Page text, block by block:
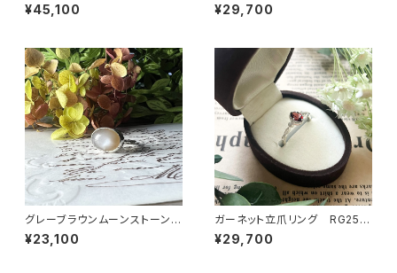
グ RG25-260
¥45,100
グ RG25-257
¥29,700
グレーブラウンムーンストーンリ
ング RG24-248
¥23,100
ガーネット立爪リング RG25-
255
¥29,700